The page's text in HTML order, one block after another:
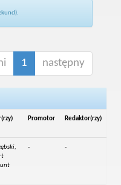
1 następny
Promotor Redaktor(rzy)
- -